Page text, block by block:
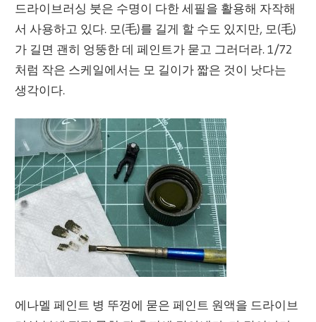
드라이브러싱 붓은 수명이 다한 세필을 활용해 자작해
서 사용하고 있다. 모(毛)를 길게 할 수도 있지만, 모(毛)
가 길면 괜히 엉뚱한 데 페인트가 묻고 그러더라. 1/72
처럼 작은 스케일에서는 모 길이가 짧은 것이 낫다는
생각이다.
에나멜 페인트 병 뚜껑에 묻은 페인트 원액을 드라이브